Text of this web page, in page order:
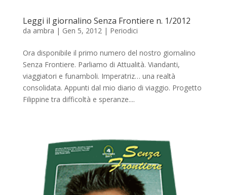
Leggi il giornalino Senza Frontiere n. 1/2012
da ambra | Gen 5, 2012 | Periodici
Ora disponibile il primo numero del nostro giornalino
Senza Frontiere. Parliamo di Attualità. Viandanti,
viaggiatori e funamboli. Imperatriz… una realtà
consolidata. Appunti dal mio diario di viaggio. Progetto
Filippine tra difficoltà e speranze....